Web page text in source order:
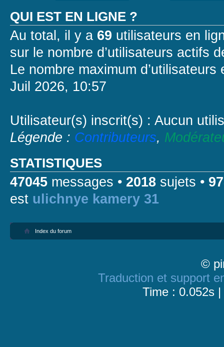
QUI EST EN LIGNE ?
Au total, il y a 69 utilisateurs en
sur le nombre d’utilisateurs actifs
Le nombre maximum
Juil 2026, 10:57
Utilisateur(s) inscrit(s) : Aucun
Légende : Contributeurs,
STATISTIQUES
47045 messages • 2018 sujets •
est ulichnye kamery 31
Index du forum
©
Traduction et support
Time : 0.052s